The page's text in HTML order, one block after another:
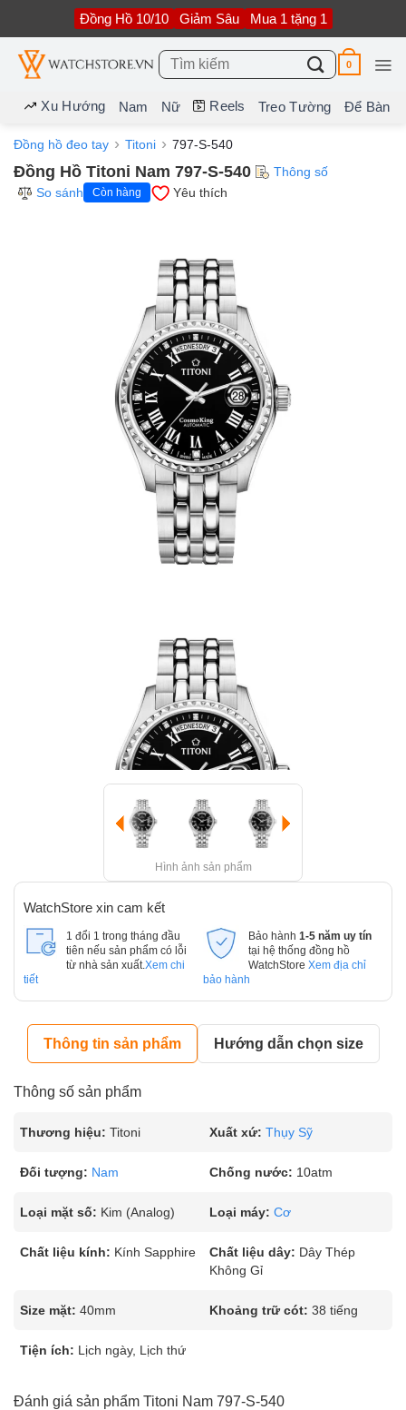
nội
dung
Đồng Hồ 10/10 Giảm Sâu Mua 1 tặng 1
Tìm
kiếm:
0
Xu Hướng Nam Nữ Reels Treo Tường Để Bàn
Đồng hồ đeo tay Titoni 797-S-540
Đồng Hồ Titoni Nam 797-S-540
Thông số
So sánh
Còn hàng Yêu thích
Hình ảnh sản phẩm
WatchStore xin cam kết
1 đổi 1 trong tháng đầu
tiên nếu sản phẩm có lỗi
từ nhà sản xuất. Xem chi
tiết
Bảo hành 1-5 năm uy tín
tại hệ thống đồng hồ
WatchStore Xem địa chỉ
bảo hành
Thông tin sản phẩm Hướng dẫn chọn size
Thông số sản phẩm
Thương hiệu: Titoni Xuất xứ: Thụy Sỹ
Đối tượng: Nam Chống nước: 10atm
Loại mặt số: Kim (Analog) Loại máy: Cơ
Chất liệu kính: Kính Sapphire Chất liệu dây: Dây Thép
Không Gỉ
Size mặt: 40mm Khoảng trữ cót: 38 tiếng
Tiện ích: Lịch ngày, Lịch thứ
Đánh giá sản phẩm Titoni Nam 797-S-540